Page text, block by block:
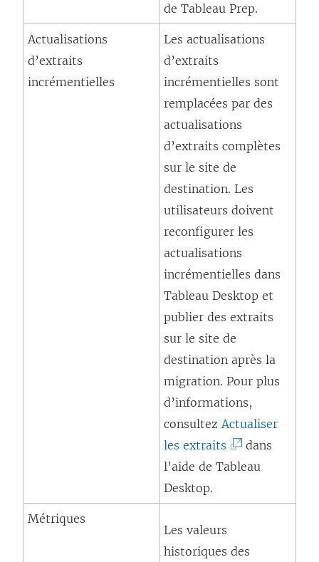
v
e
t
n
s
u
n
e
n
o
u
v
e
l
l
e
f
e
n
ê
t
r
e
)
L
v
de Tableau Prep.
Actualisations
d’extraits
incrémentielles
Les actualisations
d’extraits
incrémentielles sont
remplacées par des
actualisations
d’extraits complètes
sur le site de
destination. Les
utilisateurs doivent
reconfigurer les
actualisations
incrémentielles dans
Tableau Desktop et
publier des extraits
sur le site de
destination après la
migration. Pour plus
d’informations,
consultezActualiser
les extraits
L
i
e
dans
l’aide de Tableau
Desktop.
Métriques
Les valeurs
historiques des